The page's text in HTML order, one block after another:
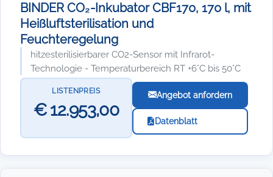
BINDER CO₂-Inkubator CBF170, 170 l, mit
Heißluftsterilisation und
Feuchteregelung
hitzesterilisierbarer CO2-Sensor mit Infrarot-
Technologie - Temperaturbereich RT +6°C bis 50°C
LISTENPREIS
€ 12.953,00
Angebot anfordern
Datenblatt